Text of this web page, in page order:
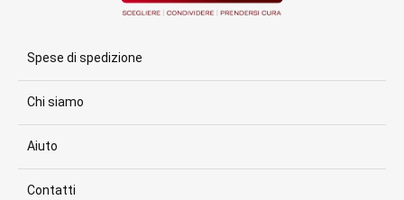
Spese di spedizione
Chi siamo
Aiuto
Contatti